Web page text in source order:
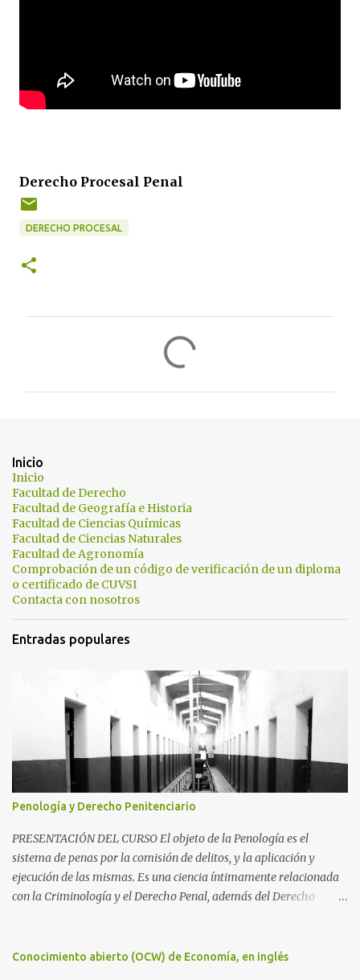
Derecho Procesal Penal
DERECHO PROCESAL
a
r
i
o
s
Inicio
Inicio
Facultad de Derecho
Facultad de Geografía e Historia
Facultad de Ciencias Químicas
Facultad de Ciencias Naturales
Facultad de Agronomía
Comprobación de un código de verificación de un diploma
o certificado de CUVSI
Contacta con nosotros
Entradas populares
Penología y Derecho Penitenciario
PRESENTACIÓN DEL CURSO El objeto de la Penología es el
sistema de penas por la comisión de delitos, y la aplicación y
ejecución de las mismas. Es una ciencia íntimamente relacionada
con la Criminología y el Derecho Penal, además del Derecho
como prevención de los delitos y salvaguarda de los principios de
Conocimiento abierto (OCW) de Economía, en inglés